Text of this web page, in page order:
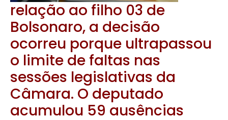
relação ao filho 03 de
Bolsonaro, a decisão
ocorreu porque ultrapassou
o limite de faltas nas
sessões legislativas da
Câmara. O deputado
acumulou 59 ausências